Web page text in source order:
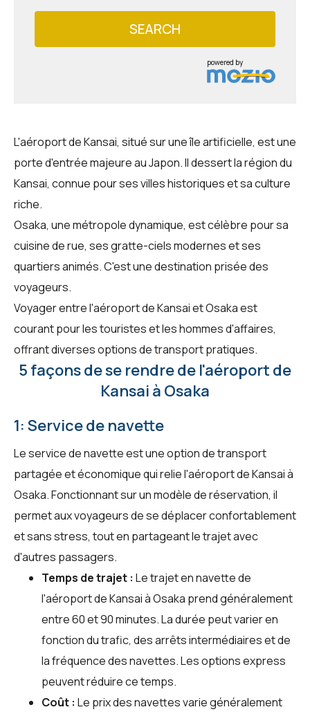
SEARCH
powered by
L'aéroport de Kansai, situé sur une île artificielle, est une
porte d'entrée majeure au Japon. Il dessert la région du
Kansai, connue pour ses villes historiques et sa culture
riche.
Osaka, une métropole dynamique, est célèbre pour sa
cuisine de rue, ses gratte-ciels modernes et ses
quartiers animés. C'est une destination prisée des
voyageurs.
Voyager entre l'aéroport de Kansai et Osaka est
courant pour les touristes et les hommes d'affaires,
offrant diverses options de transport pratiques.
5 façons de se rendre de l'aéroport de
Kansai à Osaka
1: Service de navette
Le service de navette est une option de transport
partagée et économique qui relie l'aéroport de Kansai à
Osaka. Fonctionnant sur un modèle de réservation, il
permet aux voyageurs de se déplacer confortablement
et sans stress, tout en partageant le trajet avec
d'autres passagers.
Temps de trajet : Le trajet en navette de
l'aéroport de Kansai à Osaka prend généralement
entre 60 et 90 minutes. La durée peut varier en
fonction du trafic, des arrêts intermédiaires et de
la fréquence des navettes. Les options express
peuvent réduire ce temps.
Coût : Le prix des navettes varie généralement